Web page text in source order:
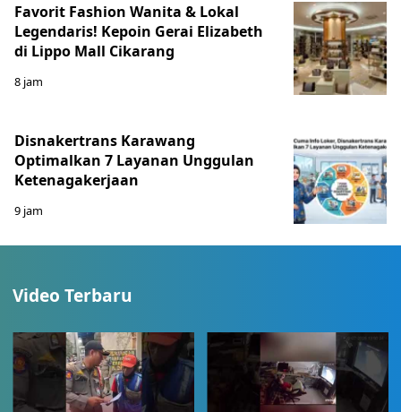
Favorit Fashion Wanita & Lokal
Legendaris! Kepoin Gerai Elizabeth
di Lippo Mall Cikarang
8 jam
Disnakertrans Karawang
Optimalkan 7 Layanan Unggulan
Ketenagakerjaan
9 jam
Video Terbaru